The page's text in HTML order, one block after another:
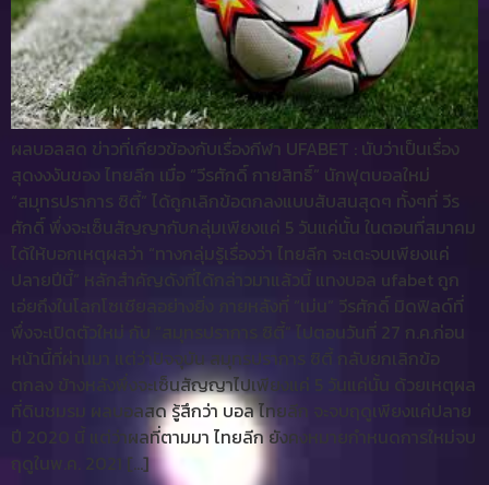
ผลบอลสด ข่าวที่เกียวข้องกับเรื่องกีฬา UFABET : นับว่าเป็นเรื่อง
สุดงงงันของ ไทยลีก เมื่อ “วีรศักดิ์ กายสิทธิ์” นักฟุตบอลใหม่
“สมุทรปราการ ซิตี้” ได้ถูกเลิกข้อตกลงแบบสับสนสุดๆ ทั้งๆที่ วีร
ศักดิ์ พึ่งจะเซ็นสัญญากับกลุ่มเพียงแค่ 5 วันแค่นั้น ในตอนที่สมาคม
ได้ให้บอกเหตุผลว่า “ทางกลุ่มรู้เรื่องว่า ไทยลีก จะเตะจบเพียงแค่
ปลายปีนี้” หลักสำคัญดังที่ได้กล่าวมาแล้วนี้ แทงบอล ufabet ถูก
เอ่ยถึงในโลกโซเชียลอย่างยิ่ง ภายหลังที่ “เม่น” วีรศักดิ์ มิดฟิลด์ที่
พึ่งจะเปิดตัวใหม่ กับ “สมุทรปราการ ซิตี้” ไปตอนวันที่ 27 ก.ค.ก่อน
หน้านี้ที่ผ่านมา แต่ว่าปัจจุบัน สมุทรปราการ ซิตี้ กลับยกเลิกข้อ
ตกลง ข้างหลังพึ่งจะเซ็นสัญญาไปเพียงแค่ 5 วันแค่นั้น ด้วยเหตุผล
ที่ดินชมรม ผลบอลสด รู้สึกว่า บอล ไทยลีก จะจบฤดูเพียงแค่ปลาย
ปี 2020 นี้ แต่ว่าผลที่ตามมา ไทยลีก ยังคงหมายกำหนดการใหม่จบ
ฤดูในพ.ค. 2021 […]